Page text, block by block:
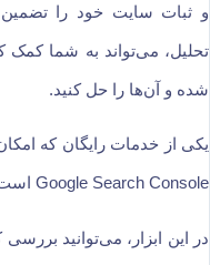
و ثبات سایت خود را تضمین
تحلیل، می‌تواند به شما
شده و آن‌ها را حل کنید.
Google Search Console است.